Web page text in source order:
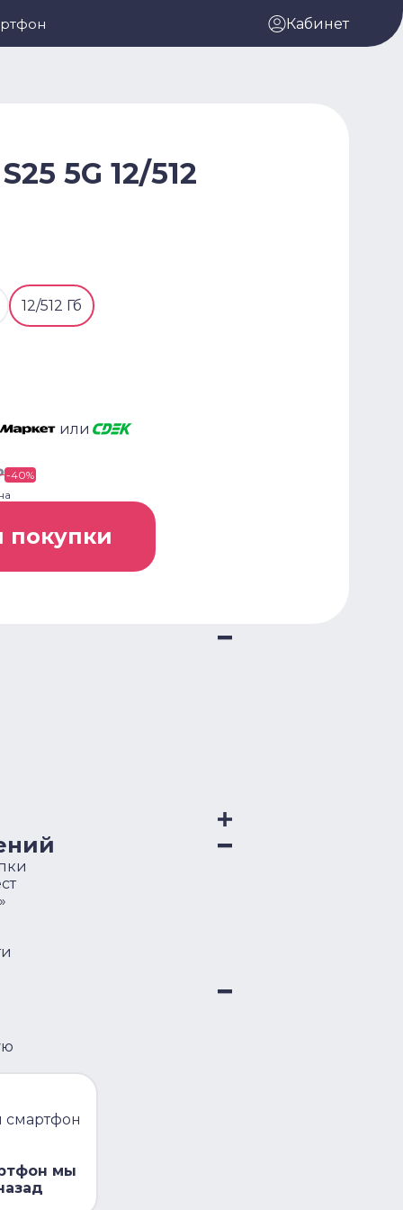
Кабинет
5G 12/512
12/512 Гб
или
-40%
покупки
смартфон
мы